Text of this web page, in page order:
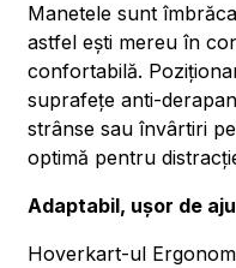
Manetele sunt
astfel ești mereu în
confortabilă.
suprafețe anti-
strânse sau învârtiri
optimă pentru
Adaptabil, ușor de
Hoverkart-ul